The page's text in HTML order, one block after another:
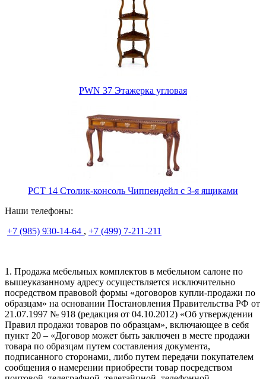
PWN 37 Этажерка угловая
PCT 14 Столик-консоль Чиппендейл с 3-я ящиками
Наши телефоны:
+7 (985) 930-14-64 , +7 (499) 7-211-211
1. Продажа мебельных комплектов в мебельном салоне по
вышеуказанному адресу осуществляется исключительно
посредством правовой формы «договоров купли-продажи по
образцам» на основании Постановления Правительства РФ от
21.07.1997 № 918 (редакция от 04.10.2012) «Об утверждении
Правил продажи товаров по образцам», включающее в себя
пункт 20 – «Договор может быть заключен в месте продажи
товара по образцам путем составления документа,
подписанного сторонами, либо путем передачи покупателем
сообщения о намерении приобрести товар посредством